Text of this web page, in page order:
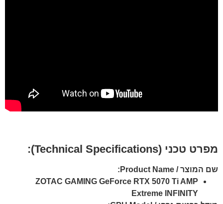
מפרט טכני (Technical Specifications):
שם המוצר / Product Name:
ZOTAC GAMING GeForce RTX 5070 Ti AMP
Extreme INFINITY